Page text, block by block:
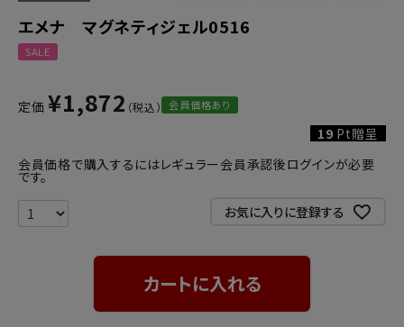
エメナ マグネティジェル0516
SALE
定価 ¥1,872 会員価格あり
19 Pt贈呈
会員価格で購入するにはレギュラー会員承認後ログインが必要
です。
お気に入りに登録する
カートに入れる